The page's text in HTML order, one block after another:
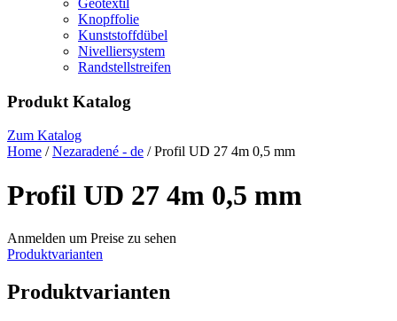
Geotextil
Knopffolie
Kunststoffdübel
Nivelliersystem
Randstellstreifen
Produkt Katalog
Zum Katalog
Home /Nezaradené - de / Profil UD 27 4m 0,5 mm
Profil UD 27 4m 0,5 mm
Anmelden um Preise zu sehen
Produktvarianten
Produktvarianten